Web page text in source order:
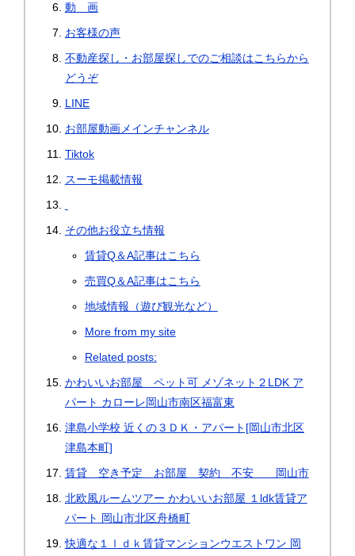
動 画
お客様の声
不動産探し・お部屋探しでのご相談はこちらから
どうぞ
LINE
お部屋動画メインチャンネル
Tiktok
スーモ掲載情報
その他お役立ち情報
賃貸Q＆A記事はこちら
売買Q＆A記事はこちら
地域情報（遊び観光など）
More from my site
Related posts:
かわいいお部屋 ペット可 メゾネット２LDK ア
パート カローレ岡山市南区福富東
津島小学校 近くの３ＤＫ・アパート[岡山市北区
津島本町]
賃貸 空き予定 お部屋 契約 不安 岡山市
北欧風ルームツアー かわいいお部屋 １ldk賃貸ア
パート 岡山市北区舟橋町
快適な１ｌｄｋ賃貸マンションウエストワン 岡